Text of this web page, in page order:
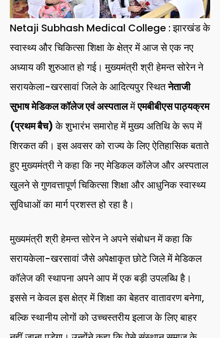
Netaji Subhash Medical College : झारखंड के
स्वास्थ्य और चिकित्सा शिक्षा के क्षेत्र में आज से एक नए
अध्याय की शुरुआत हो गई। मुख्यमंत्री श्री हेमन्त सोरेन ने
सरायकेला-खरसावां जिले के आदित्यपुर स्थितनेताजी
सुभाष मेडिकल कॉलेज एवं अस्पतालमेंएमबीबीएस पाठ्यक्रम
(प्रथम बैच)के शुभारंभ समारोह में मुख्य अतिथि के रूप में
शिरकत की। इस अवसर को राज्य के लिए ऐतिहासिक बताते
हुए मुख्यमंत्री ने कहा कि नए मेडिकल कॉलेज और अस्पताल
खुलने से गुणवत्तापूर्ण चिकित्सा शिक्षा और आधुनिक स्वास्थ्य
सुविधाओं का मार्ग प्रशस्त हो रहा है।
मुख्यमंत्री श्री हेमन्त सोरेन ने अपने संबोधन में कहा कि
सरायकेला-खरसावां जैसे अपेक्षाकृत छोटे जिले में मेडिकल
कॉलेज की स्थापना अपने आप में एक बड़ी उपलब्धि है।
इससे न केवल इस क्षेत्र में शिक्षा का बेहतर वातावरण बनेगा,
बल्कि स्थानीय लोगों को उच्चस्तरीय इलाज के लिए बाहर